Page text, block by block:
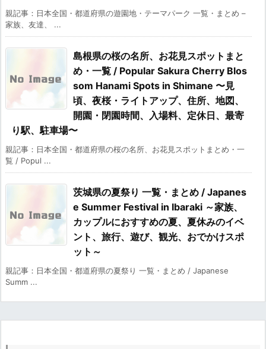
親記事：日本全国・都道府県の遊園地・テーマパーク 一覧・まとめ –
家族、友達、 ...
島根県の桜の名所、お花見スポットまと
め・一覧 / Popular Sakura Cherry Blos
som Hanami Spots in Shimane 〜見
頃、夜桜・ライトアップ、住所、地図、
開園・閉園時間、入場料、定休日、最寄
り駅、駐車場〜
親記事：日本全国・都道府県の桜の名所、お花見スポットまとめ・一
覧 / Popul ...
茨城県の夏祭り 一覧・まとめ / Japanes
e Summer Festival in Ibaraki ～家族、
カップルにおすすめの夏、夏休みのイベ
ント、旅行、遊び、観光、おでかけスポ
ット～
親記事：日本全国・都道府県の夏祭り 一覧・まとめ / Japanese
Summ ...